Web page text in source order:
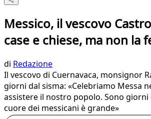
Messico, il vescovo
case e chiese, ma non la
di Redazione
Il vescovo di Cuernavaca, monsignor
giorni dal sisma: «Celebriamo Messa
assistere il nostro popolo. Sono giorni
cuore dei messicani è grande»